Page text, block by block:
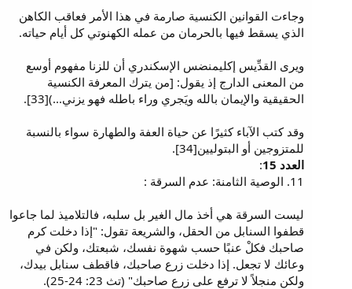
وجاءت القوانين الكنسية صارمة في هذا الأمر فعاقب الكاهن
الذي يسقط فيها بالحرمان من عمله الكهنوتي كل أيام حياته.
ويرى القدِّيس إكليمنضس الإسكندري أن للزنا مفهوم أوسع
من المعنى الدارج إذ يقول: [من يترك المعرفة الكنسية
الحقيقية والإيمان بالله ويَجري وراء باطله فهو يزني...)[33].
وقد كتب الآباء كثيرًا عن حياة العفة والطهارة سواء بالنسبة
للمتزوجين أو البتوليين[34].
العدد 15
:
11. الوصية الثامنة: عدم السرقة :
ليست السرقة هي أخذ مال الغير بل سلبه، فالتلاميذ لما جاعوا
قطفوا السنابل من الحقل، والشريعة تقول: "إذا دخلت كرم
صاحبك فكلْ عنبًا حسب شهوة نفسك، شبعتك، ولكن في
وعائك لا تجعل. إذا دخلت زرع صاحبك، فاقطف سنابل بيدك،
ولكن منجلاً لا ترفع على زرع صاحبك" (تث 23: 24-25).